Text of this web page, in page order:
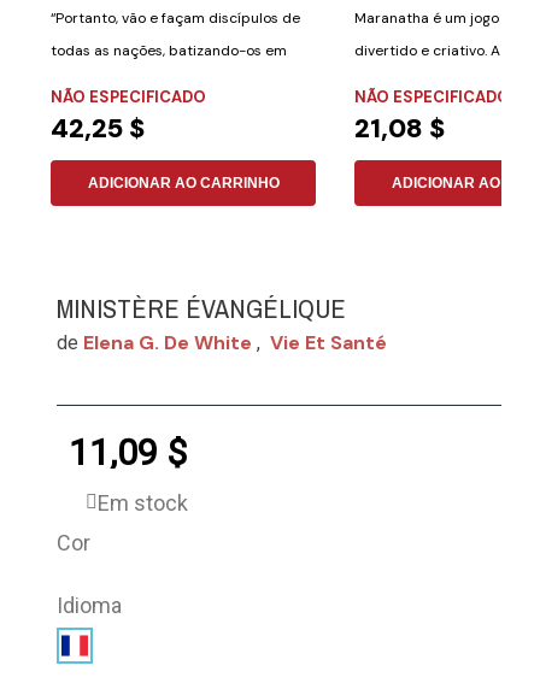
“Portanto, vão e façam discípulos de
todas as nações, batizando-os em
NÃO ESPECIFICADO
42,25 $
ADICIONAR AO CARRINHO
Maranatha é um jogo de
divertido e criativo. A
NÃO ESPECIFICADO
21,08 $
ADICIONAR AO
MINISTÈRE ÉVANGÉLIQUE
de Elena G. De White , Vie Et Santé
11,09 $
Em stock
Cor
Idioma